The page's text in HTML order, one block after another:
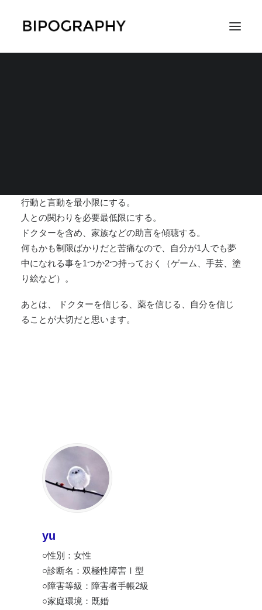
行動と言動を最小限にする。
人との関わりを必要最低限にする。
ドクターを含め、家族などの助言を傾聴する。
何もかも制限ばかりだと苦痛なので、自分が1人でも夢
中になれる事を1つか2つ持っておく（ゲーム、手芸、塗
り絵など）。
あとは、 ドクターを信じる、薬を信じる、自分を信じ
ることが大切だと思います。
yu
○性別：女性
○診断名：双極性障害Ⅰ型
○障害等級：障害者手帳2級
○家庭環境：既婚